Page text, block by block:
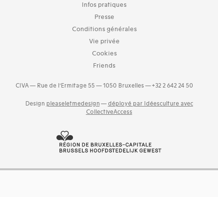
Infos pratiques
Presse
Conditions générales
Vie privée
Cookies
Friends
CIVA — Rue de l’Ermitage 55 — 1050 Bruxelles — +32 2 642 24 50
Design pleaseletmedesign — déployé par Idéesculture avec
CollectiveAccess